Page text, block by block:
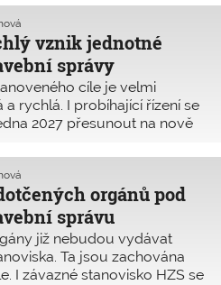
praxe, ale vytváří
nové. V tomto článku
možné dopady právě
změn.
vznik jednotné
správy
cíle je velmi
a rychlá. I probíhající řízení se
2027 přesunout na nově
orgánů pod
správu
již nebudou vydávat
Ta jsou zachována
I závazné stanovisko HZS se